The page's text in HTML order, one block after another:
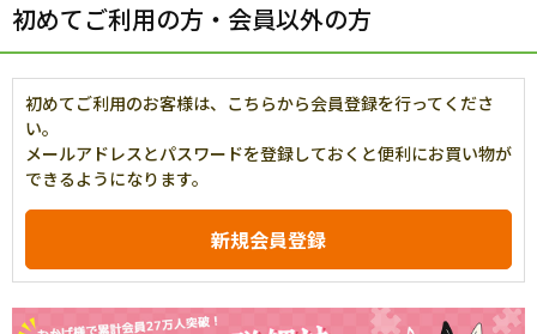
初めてご利用の方・会員以外の方
初めてご利用のお客様は、こちらから会員登録を行ってくださ
い。
メールアドレスとパスワードを登録しておくと便利にお買い物が
できるようになります。